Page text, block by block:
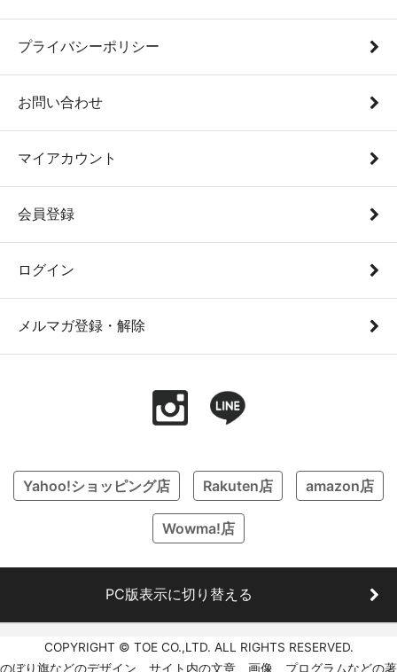
プライバシーポリシー
お問い合わせ
マイアカウント
会員登録
ログイン
メルマガ登録・解除
Yahoo!ショッピング店 Rakuten店 amazon店
Wowma!店
PC版表示に切り替える
COPYRIGHT © TOE CO.,LTD. ALL RIGHTS RESERVED.
のぼり旗などのデザイン、サイト内の文章、画像、プログラムなどの著